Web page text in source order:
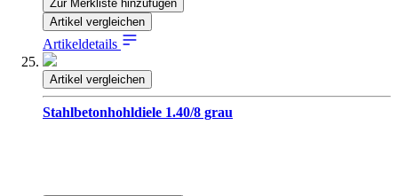
Zur Merkliste hinzufügen
Artikel vergleichen
Artikeldetails
Artikel vergleichen
Stahlbetonhohldiele 1.40/8 grau